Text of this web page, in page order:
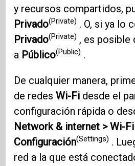
y recursos compartidos,
Privado(Private) . O, si ya lo
Privado(Private) , es posible
a Público(Public) .
De cualquier manera,
de redesWi-Fi desde el
configuración rápida o
Network & internet > Wi-Fi
Configuración(Settings) .
red a la que está